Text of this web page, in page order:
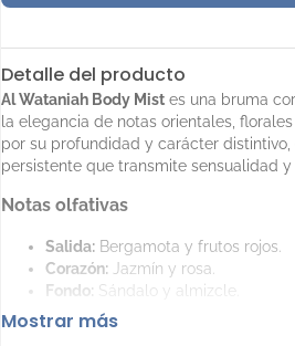
Detalle del producto
Al Wataniah Body Mist es una bruma
la elegancia de notas orientales,
por su profundidad y carácter
persistente que transmite sensualidad
Notas olfativas
Salida: Bergamota y frutos rojos.
Corazón: Jazmín y rosa.
Fondo: Sándalo y almizcle.
Mostrar más